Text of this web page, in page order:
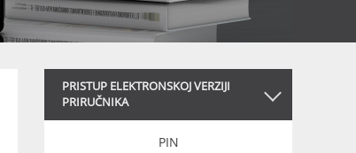
PRISTUP ELEKTRONSKOJ VERZIJI
PRIRUČNIKA
PIN